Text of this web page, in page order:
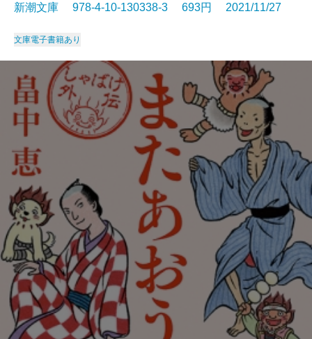
新潮文庫 978-4-10-130338-3 693円 2021/11/27
文庫電子書籍あり